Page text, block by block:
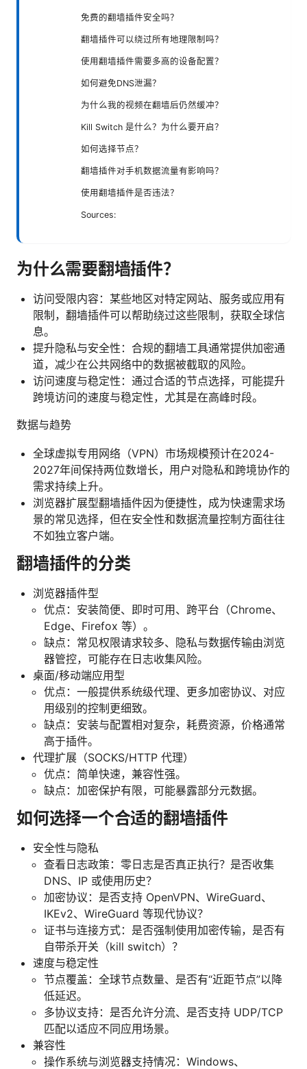
免费的翻墙插件安全吗？
翻墙插件可以绕过所有地理限制吗？
使用翻墙插件需要多高的设备配置？
如何避免DNS泄漏？
为什么我的视频在翻墙后仍然缓冲？
Kill Switch 是什么？为什么要开启？
如何选择节点？
翻墙插件对手机数据流量有影响吗？
使用翻墙插件是否违法？
Sources:
为什么需要翻墙插件？
访问受限内容：某些地区对特定网站、服务或应用有
限制，翻墙插件可以帮助绕过这些限制，获取全球信
息。
提升隐私与安全性：合规的翻墙工具通常提供加密通
道，减少在公共网络中的数据被截取的风险。
访问速度与稳定性：通过合适的节点选择，可能提升
跨境访问的速度与稳定性，尤其是在高峰时段。
数据与趋势
全球虚拟专用网络（VPN）市场规模预计在2024-
2027年间保持两位数增长，用户对隐私和跨境协作的
需求持续上升。
浏览器扩展型翻墙插件因为便捷性，成为快速需求场
景的常见选择，但在安全性和数据流量控制方面往往
不如独立客户端。
翻墙插件的分类
浏览器插件型
优点：安装简便、即时可用、跨平台（Chrome、
Edge、Firefox 等）。
缺点：常见权限请求较多、隐私与数据传输由浏览
器管控，可能存在日志收集风险。
桌面/移动端应用型
优点：一般提供系统级代理、更多加密协议、对应
用级别的控制更细致。
缺点：安装与配置相对复杂，耗费资源，价格通常
高于插件。
代理扩展（SOCKS/HTTP 代理）
优点：简单快速，兼容性强。
缺点：加密保护有限，可能暴露部分元数据。
如何选择一个合适的翻墙插件
安全性与隐私
查看日志政策：零日志是否真正执行？是否收集
DNS、IP 或使用历史？
加密协议：是否支持 OpenVPN、WireGuard、
IKEv2、WireGuard 等现代协议？
证书与连接方式：是否强制使用加密传输，是否有
自带杀开关（kill switch）？
速度与稳定性
节点覆盖：全球节点数量、是否有“近距节点”以降
低延迟。
多协议支持：是否允许分流、是否支持 UDP/TCP
匹配以适应不同应用场景。
兼容性
操作系统与浏览器支持情况：Windows、